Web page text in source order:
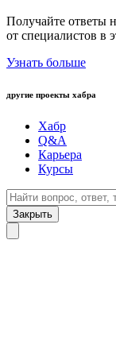
Получайте ответы
от специалистов в
Узнать больше
другие проекты хабра
Хабр
Q&A
Карьера
Курсы
Закрыть